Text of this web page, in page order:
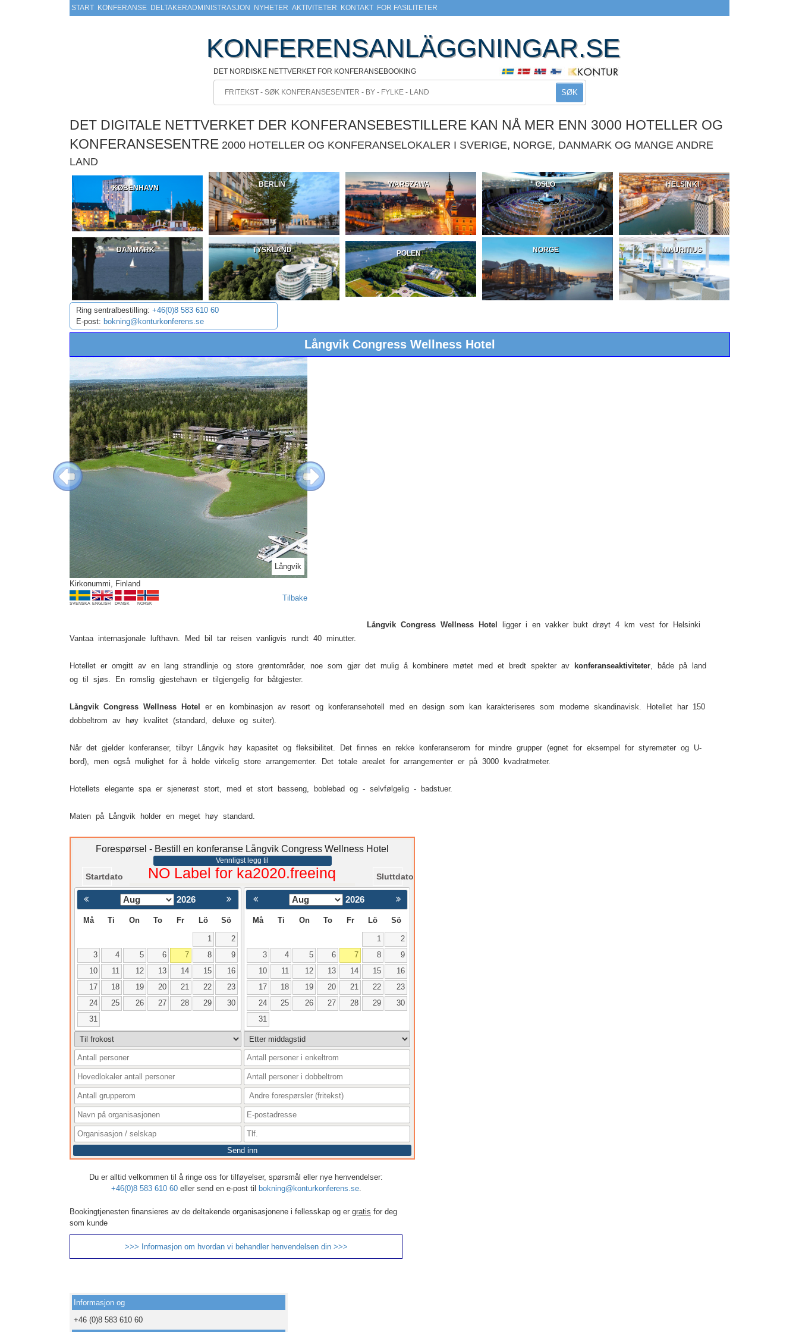
START KONFERANSE DELTAKERADMINISTRASJON NYHETER AKTIVITETER KONTAKT FOR FASILITETER
KONFERENSANLÄGGNINGAR.SE
DET NORDISKE NETTVERKET FOR KONFERANSEBOOKING
SØK
DET DIGITALE NETTVERKET DER KONFERANSEBESTILLERE KAN NÅ MER ENN 3000 HOTELLER OG
KONFERANSESENTRE 2000 HOTELLER OG KONFERANSELOKALER I SVERIGE, NORGE, DANMARK OG MANGE ANDRE
LAND
KØBENHAVN BERLIN WARSZAWA OSLO HELSINKI
DANMARK TYSKLAND POLEN NORGE MAURITIUS
Ring sentralbestilling: +46(0)8 583 610 60
E-post: bokning@konturkonferens.se
Långvik Congress Wellness Hotel
Långvik
Next
Kirkonummi, Finland
SVENSKA ENGLISH DANSK NORSK
Tilbake
Långvik Congress Wellness Hotel
ligger i en vakker bukt drøyt 4 km vest for Helsinki
Vantaa internasjonale lufthavn. Med bil tar reisen vanligvis rundt 40 minutter.
Hotellet er omgitt av en lang strandlinje og store grøntområder, noe som gjør det mulig å kombinere møtet med et bredt spekter av konferanseaktiviteter, både på land
og til sjøs. En romslig gjestehavn er tilgjengelig for båtgjester.
Långvik Congress Wellness Hotel
er en kombinasjon av resort og konferansehotell med en design som kan karakteriseres som moderne skandinavisk. Hotellet har 150
dobbeltrom av høy kvalitet (standard, deluxe og suiter).
Når det gjelder konferanser, tilbyr Långvik høy kapasitet og fleksibilitet. Det finnes en rekke konferanserom for mindre grupper (egnet for eksempel for styremøter og U-
bord), men også mulighet for å holde virkelig store arrangementer. Det totale arealet for arrangementer er på 3000 kvadratmeter.
Hotellets elegante spa er sjenerøst stort, med et stort basseng, boblebad og - selvfølgelig - badstuer.
Maten på Långvik holder en meget høy standard.
Forespørsel - Bestill en konferanse Långvik Congress Wellness Hotel
Vennligst legg til
Startdato NO Label for ka2020.freeinq Sluttdato
2026
Må Ti On To Fr Lö Sö
1
2
3
4 5 6 7 8
9
10
11 12 13 14 15
16
17
18 19 20 21 22
23
24
25 26 27 28 29
30
31
< Föregående Nästa >
2026
Må Ti On To Fr Lö Sö
1
2
3
4 5 6 7 8
9
10
11 12 13 14 15
16
17
18 19 20 21 22
23
24
25 26 27 28 29
30
31
Send inn
Du er alltid velkommen til å ringe oss for tilføyelser, spørsmål eller nye henvendelser:
+46(0)8 583 610 60eller send en e-post til bokning@konturkonferens.se.
Bookingtjenesten finansieres av de deltakende organisasjonene i fellesskap og er gratis for deg
som kunde
>>> Informasjon om hvordan vi behandler henvendelsen din >>>
Informasjon og
+46 (0)8 583 610 60